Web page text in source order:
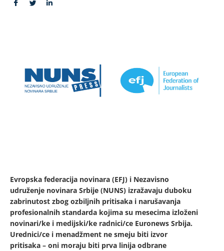
Evropska federacija novinara (EFJ) i Nezavisno
udruženje novinara Srbije (NUNS) izražavaju duboku
zabrinutost zbog ozbiljnih pritisaka i narušavanja
profesionalnih standarda kojima su mesecima izloženi
novinari/ke i medijski/ke radnici/ce Euronews Srbija.
Urednici/ce i menadžment ne smeju biti izvor
pritisaka – oni moraju biti prva linija odbrane